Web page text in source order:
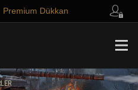
Premium Dükkan